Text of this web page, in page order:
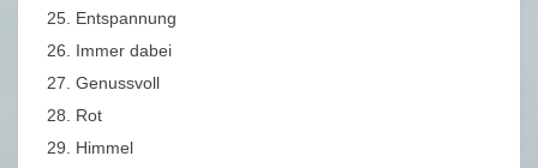
25. Entspannung
26. Immer dabei
27. Genussvoll
28. Rot
29. Himmel